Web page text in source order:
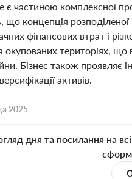
частиною комплексної
що концепція
фінансових втрат і
територіях, що
Бізнес також проявляє
активів.
2025
дня та посилання на